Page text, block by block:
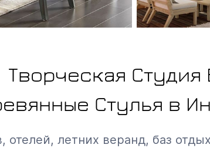
Творческая Студия
Стулья в
отелей, летних веранд, баз